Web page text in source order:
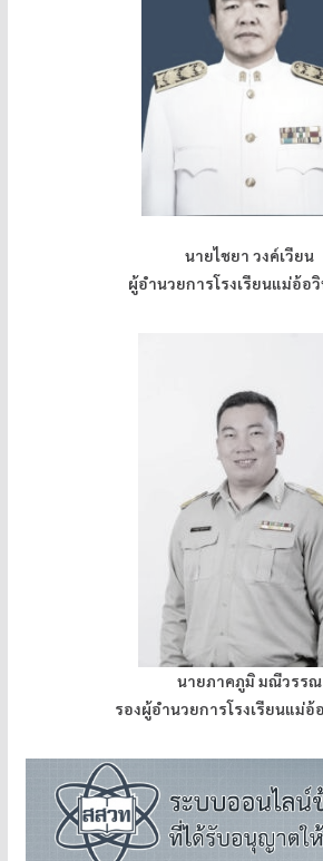
นายไชยา วงค์เวียน
ผู้อำนวยการโรงเรียนแม่อ้อ
นายภาคภูมิ มณีวรรณ
รองผู้อำนวยการโรงเรียนแม่